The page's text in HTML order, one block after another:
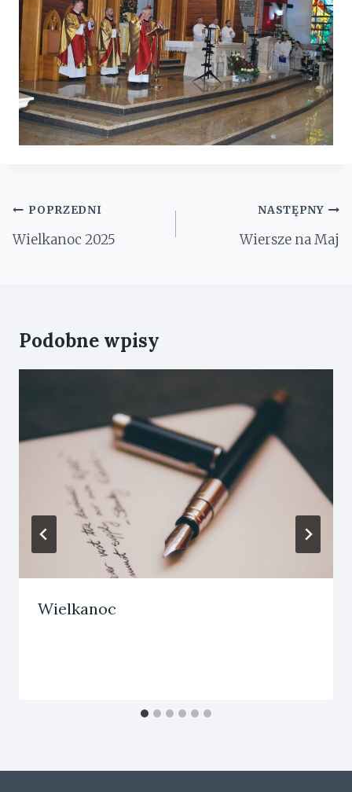
Nawigacja
POPRZEDNI
Wielkanoc 2025
NASTĘPNY
Wiersze na Maj
Podobne wpisy
Wielkanoc